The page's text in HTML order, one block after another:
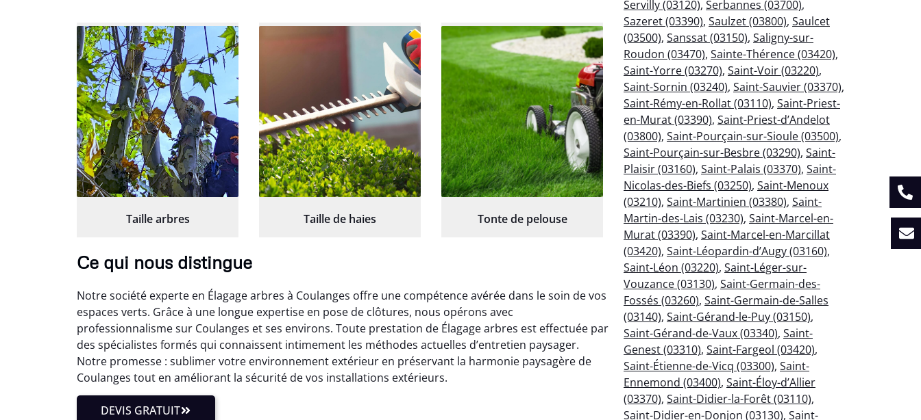
Taille arbres Taille de haies Tonte de pelouse
Ce qui nous distingue
Notre société experte en Élagage arbres à Coulanges offre une compétence avérée dans le soin de vos
espaces verts. Grâce à une longue expertise en pose de clôtures, nous opérons avec
professionnalisme sur Coulanges et ses environs. Toute prestation de Élagage arbres est effectuée par
des spécialistes formés qui connaissent intimement les méthodes actuelles d’entretien paysager.
Notre promesse : sublimer votre environnement extérieur en préservant la harmonie paysagère de
Coulanges tout en améliorant la sécurité de vos installations extérieurs.
DEVIS GRATUIT
Servilly (03120), Serbannes (03700),
Sazeret (03390), Saulzet (03800), Saulcet
(03500), Sanssat (03150), Saligny-sur-
Roudon (03470), Sainte-Thérence (03420),
Saint-Yorre (03270), Saint-Voir (03220),
Saint-Sornin (03240), Saint-Sauvier (03370),
Saint-Rémy-en-Rollat (03110), Saint-Priest-
en-Murat (03390), Saint-Priest-d’Andelot
(03800), Saint-Pourçain-sur-Sioule (03500),
Saint-Pourçain-sur-Besbre (03290), Saint-
Plaisir (03160), Saint-Palais (03370), Saint-
Nicolas-des-Biefs (03250), Saint-Menoux
(03210), Saint-Martinien (03380), Saint-
Martin-des-Lais (03230), Saint-Marcel-en-
Murat (03390), Saint-Marcel-en-Marcillat
(03420), Saint-Léopardin-d’Augy (03160),
Saint-Léon (03220), Saint-Léger-sur-
Vouzance (03130), Saint-Germain-des-
Fossés (03260), Saint-Germain-de-Salles
(03140), Saint-Gérand-le-Puy (03150),
Saint-Gérand-de-Vaux (03340), Saint-
Genest (03310), Saint-Fargeol (03420),
Saint-Étienne-de-Vicq (03300), Saint-
Ennemond (03400), Saint-Éloy-d’Allier
(03370), Saint-Didier-la-Forêt (03110),
Saint-Didier-en-Donjon (03130), Saint-